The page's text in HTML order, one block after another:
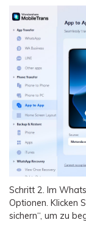
Schritt 2. Im
Optionen. Klicken
sichern“, um zu